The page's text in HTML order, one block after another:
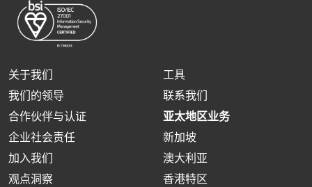
关于我们
我们的领导
合作伙伴与认证
企业社会责任
加入我们
观点洞察
工具
联系我们
亚太地区业务
新加坡
澳大利亚
香港特区